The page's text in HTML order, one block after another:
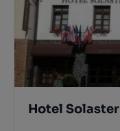
Hotel Solaster